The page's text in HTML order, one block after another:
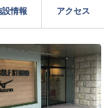
設情報 アクセス